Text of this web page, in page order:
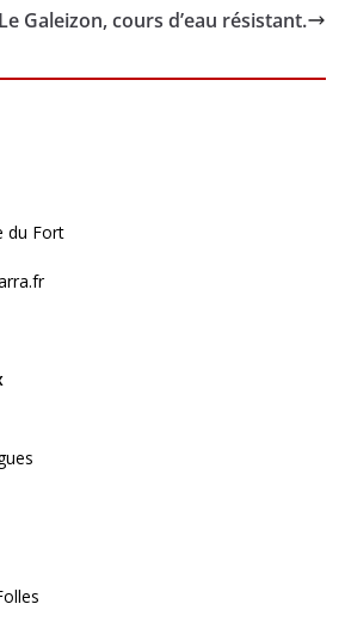
Le Galeizon, cours d’eau résistant.
du Fort